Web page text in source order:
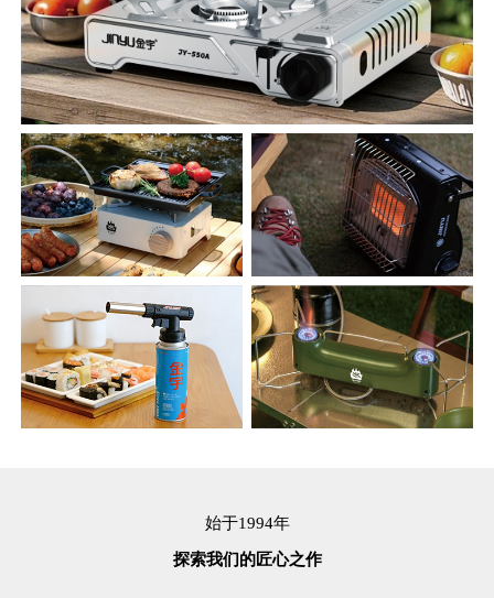
始于1994年
探索我们的匠心之作